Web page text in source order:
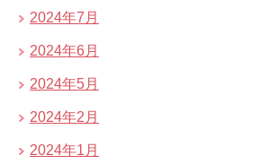
2024年7月
2024年6月
2024年5月
2024年2月
2024年1月